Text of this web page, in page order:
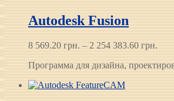
Autodesk Fusion
8 569.20 грн. – 2 254 383.60 грн.
8
Программа для дизайна,